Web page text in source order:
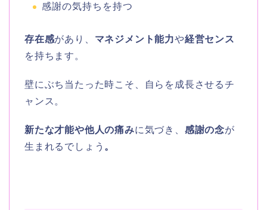
感謝の気持ちを持つ
存在感があり、 マネジメント能力や経営センス
を持ちます。
壁にぶち当たった時こそ、自らを成長させるチ
ャンス。
新たな才能や他人の痛みに気づき、 感謝の念が
生まれるでしょう 。